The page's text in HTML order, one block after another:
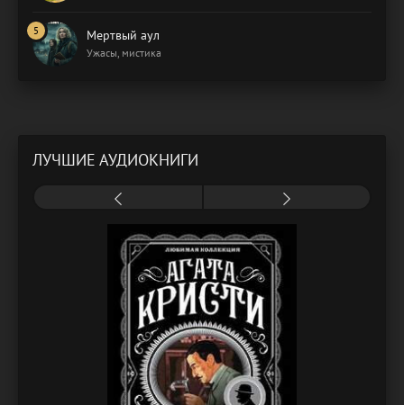
Мертвый аул
Ужасы, мистика
ЛУЧШИЕ АУДИОКНИГИ